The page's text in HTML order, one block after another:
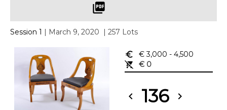
picture_as_pdf
Session 1 | March 9, 2020 | 257 Lots
euro_symbol € 3,000 - 4,500
remove_shopping_cart
€ 0
chevron_left 136 chevron_right